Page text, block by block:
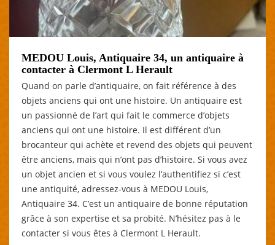
MEDOU Louis, Antiquaire 34, un antiquaire à
contacter à Clermont L Herault
Quand on parle d’antiquaire, on fait référence à des
objets anciens qui ont une histoire. Un antiquaire est
un passionné de l’art qui fait le commerce d’objets
anciens qui ont une histoire. Il est différent d’un
brocanteur qui achète et revend des objets qui peuvent
être anciens, mais qui n’ont pas d’histoire. Si vous avez
un objet ancien et si vous voulez l’authentifiez si c’est
une antiquité, adressez-vous à MEDOU Louis,
Antiquaire 34. C’est un antiquaire de bonne réputation
grâce à son expertise et sa probité. N’hésitez pas à le
contacter si vous êtes à Clermont L Herault.